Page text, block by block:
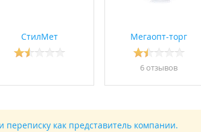
СтилМет Мегаопт-торг
6 отзывов
переписку как представитель компании.